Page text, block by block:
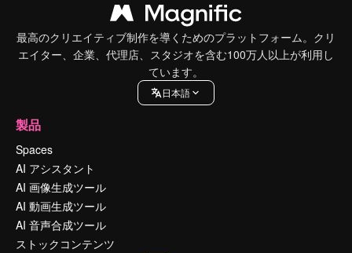
最高のクリエイティブ制作を導くためのプラットフォーム。クリ
エイター、企業、代理店、スタジオを含む100万人以上が利用し
ています。
日本語
製品
Spaces
AI アシスタント
AI 画像生成ツール
AI 動画生成ツール
AI 音声合成ツール
ストックコンテンツ